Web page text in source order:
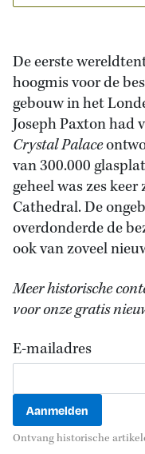
De eerste
hoogmis voor de
gebouw in het
Joseph Paxton had
Crystal Palace
van 300.000
geheel was zes keer
Cathedral. De
overdonderde de
ook van zoveel
Meer historische
voor onze gratis
E-mailadres
Ontvang historische